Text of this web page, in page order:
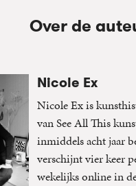
Over de
Nicole Ex
Nicole Ex is
van See All This
inmiddels acht jaar
verschijnt vier keer
wekelijks online in